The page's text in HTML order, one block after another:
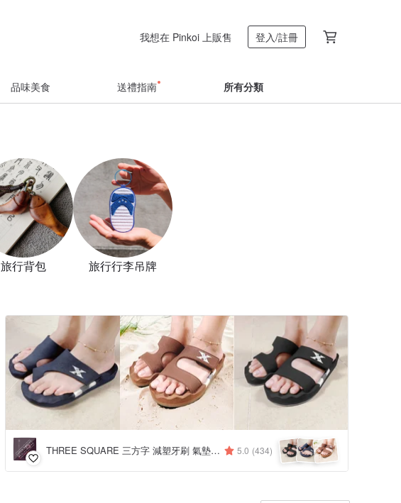
我想在 Pinkoi 上販售 登入/註冊
品味美食 送禮指南 所有分類
旅行背包 旅行行李吊牌
THREE SQUARE 三方字 減塑牙刷 氣墊拖鞋 5.0 (434)